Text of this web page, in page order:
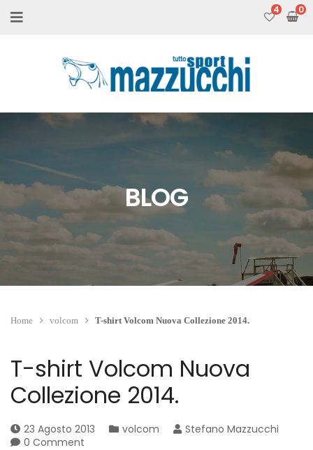
4
BLOG
Home volcom T-shirt Volcom Nuova Collezione 2014.
T-shirt Volcom Nuova
Collezione 2014.
23 Agosto 2013 volcom
Stefano Mazzucchi
0 Comment